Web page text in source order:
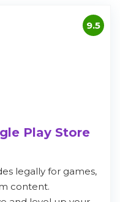
9.5
Play Store
legally for games,
content.